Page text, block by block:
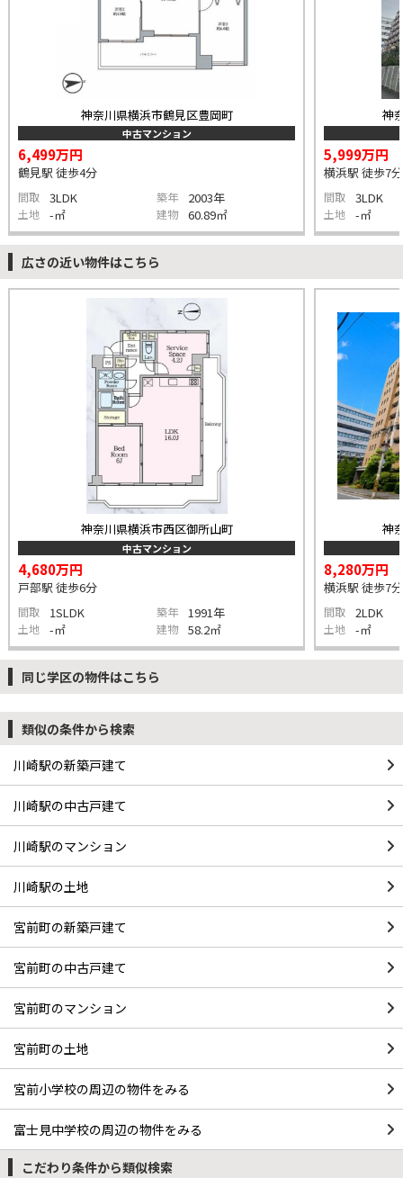
神奈川県横浜市鶴見区豊岡町
中古マンション
6,499万円
鶴見駅 徒歩4分
間取 3LDK 築年 2003年
土地 -㎡ 建物 60.89㎡
神
5,999万円
横浜駅 徒歩7分
間取 3LDK
土地 -㎡
広さの近い物件はこちら
神奈川県横浜市西区御所山町
中古マンション
4,680万円
戸部駅 徒歩6分
間取 1SLDK 築年 1991年
土地 -㎡ 建物 58.2㎡
神
8,280万円
横浜駅 徒歩7分
間取 2LDK
土地 -㎡
同じ学区の物件はこちら
類似の条件から検索
川崎駅の新築戸建て
川崎駅の中古戸建て
川崎駅のマンション
川崎駅の土地
宮前町の新築戸建て
宮前町の中古戸建て
宮前町のマンション
宮前町の土地
宮前小学校の周辺の物件をみる
富士見中学校の周辺の物件をみる
こだわり条件から類似検索